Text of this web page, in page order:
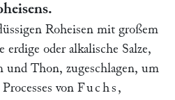
Roheisen mit großem
oder alkalische Salze,
und Thon, zugeschlagen, um
von Fuchs ,